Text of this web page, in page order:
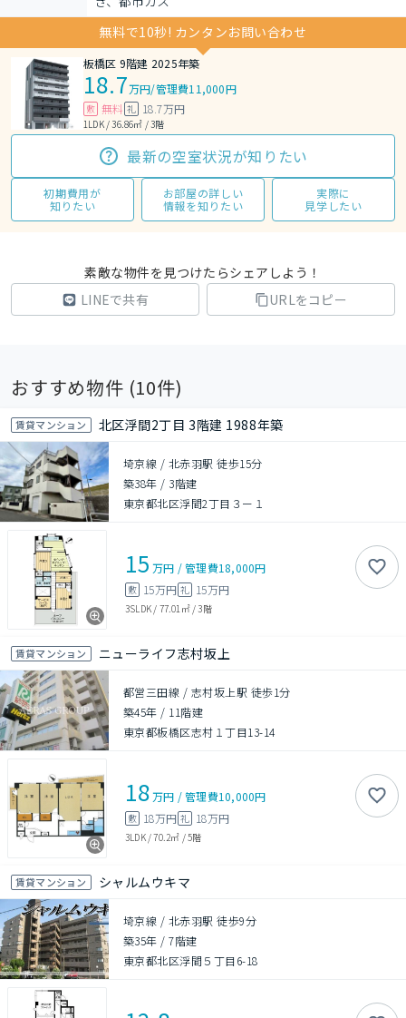
無料で10秒! カンタンお問い合わせ
板橋区 9階建 2025年築
18.7万円/管理費11,000円
敷 無料 礼 18.7万円
1LDK / 36.86㎡ / 3階
最新の空室状況が知りたい
初期費用が
知りたい
お部屋の詳しい
情報を知りたい
実際に
見学したい
素敵な物件を見つけたらシェアしよう！
LINEで共有
URLをコピー
おすすめ物件 (10件)
賃貸マンション 北区浮間2丁目 3階建 1988年築
埼京線 / 北赤羽駅 徒歩15分
築38年 / 3階建
東京都北区浮間2丁目３ー１
15 万円 /管理費18,000円
敷 15万円 礼 15万円
3SLDK / 77.01㎡/3階
賃貸マンション ニューライフ志村坂上
都営三田線 / 志村坂上駅 徒歩1分
築45年 / 11階建
東京都板橋区志村１丁目13-14
18万円 /管理費10,000円
敷 18万円 礼 18万円
3LDK/70.2㎡ /5階
賃貸マンション シャルムウキマ
埼京線 / 北赤羽駅 徒歩9分
築35年 /7階建
東京都北区浮間５丁目6-18